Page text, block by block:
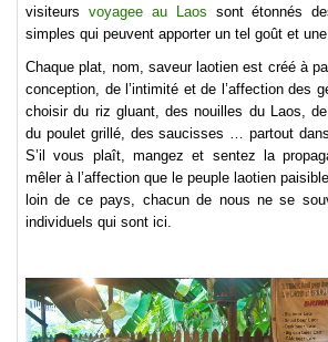
visiteurs voyagee au Laos sont étonnés
simples qui peuvent apporter un tel goût et
Chaque plat, nom, saveur laotien est créé à
conception, de l’intimité et de l’affection des
choisir du riz gluant, des nouilles du Laos,
du poulet grillé, des saucisses … partout
S’il vous plaît, mangez et sentez la
mêler à l’affection que le peuple laotien
loin de ce pays, chacun de nous ne se
individuels qui sont ici.